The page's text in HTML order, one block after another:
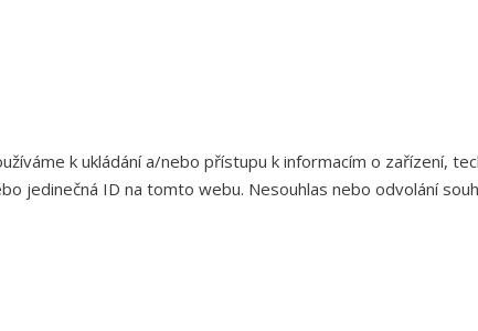
k ukládání a/nebo přístupu k informacím o zařízení,
jedinečná ID na tomto webu. Nesouhlas nebo odvolání